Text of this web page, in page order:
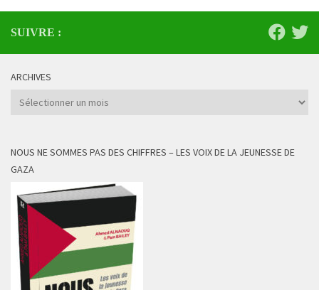
SUIVRE :
ARCHIVES
Archives
NOUS NE SOMMES PAS DES CHIFFRES – LES VOIX DE LA JEUNESSE DE
GAZA